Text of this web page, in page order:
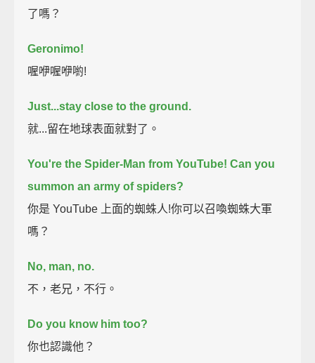
了嗎？
Geronimo!
喔咿喔咿喲!
Just...stay close to the ground.
就...留在地球表面就對了。
You're the Spider-Man from YouTube! Can you
summon an army of spiders?
你是 YouTube 上面的蜘蛛人!你可以召喚蜘蛛大軍
嗎？
No, man, no.
不，老兄，不行。
Do you know him too?
你也認識他？